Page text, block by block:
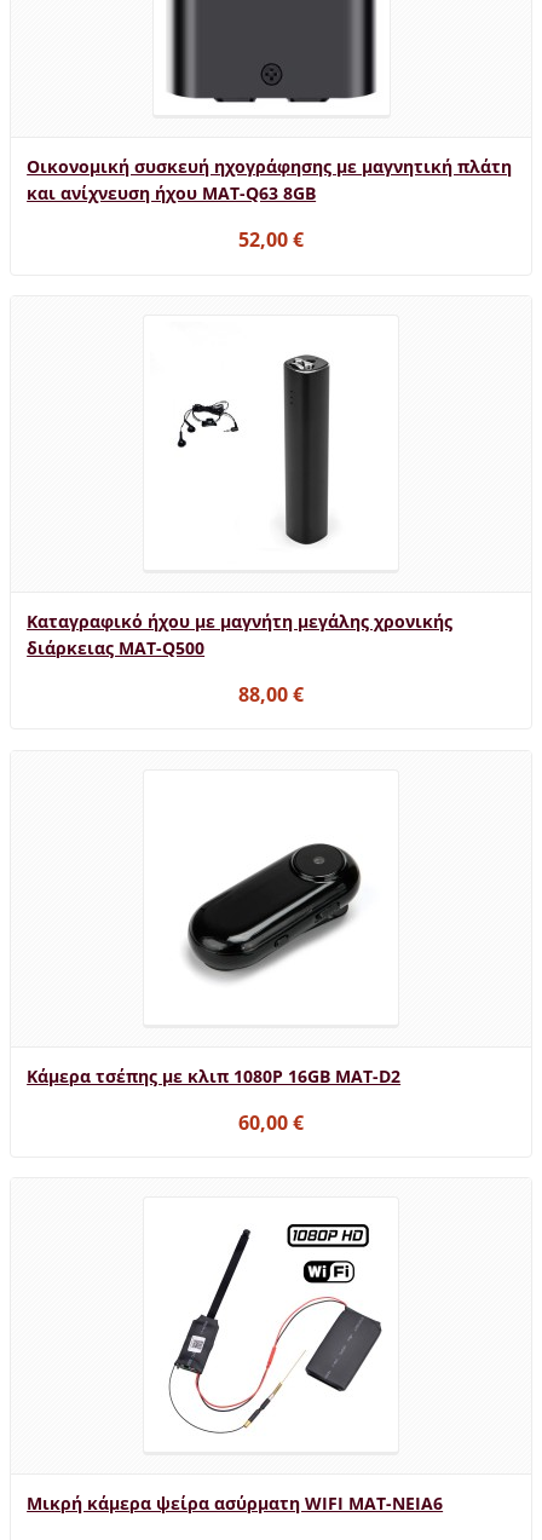
Οικονομική συσκευή ηχογράφησης με μαγνητική πλάτη
και ανίχνευση ήχου MAT-Q63 8GB
52,00 €
Καταγραφικό ήχου με μαγνήτη μεγάλης χρονικής
διάρκειας MAT-Q500
88,00 €
Κάμερα τσέπης με κλιπ 1080P 16GB MAT-D2
60,00 €
Μικρή κάμερα ψείρα ασύρματη WIFI MAT-NEIA6